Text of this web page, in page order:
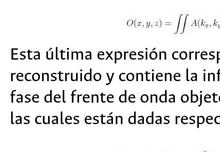
Esta última expresión
reconstruido y contiene la
fase del frente de onda
las cuales están dadas